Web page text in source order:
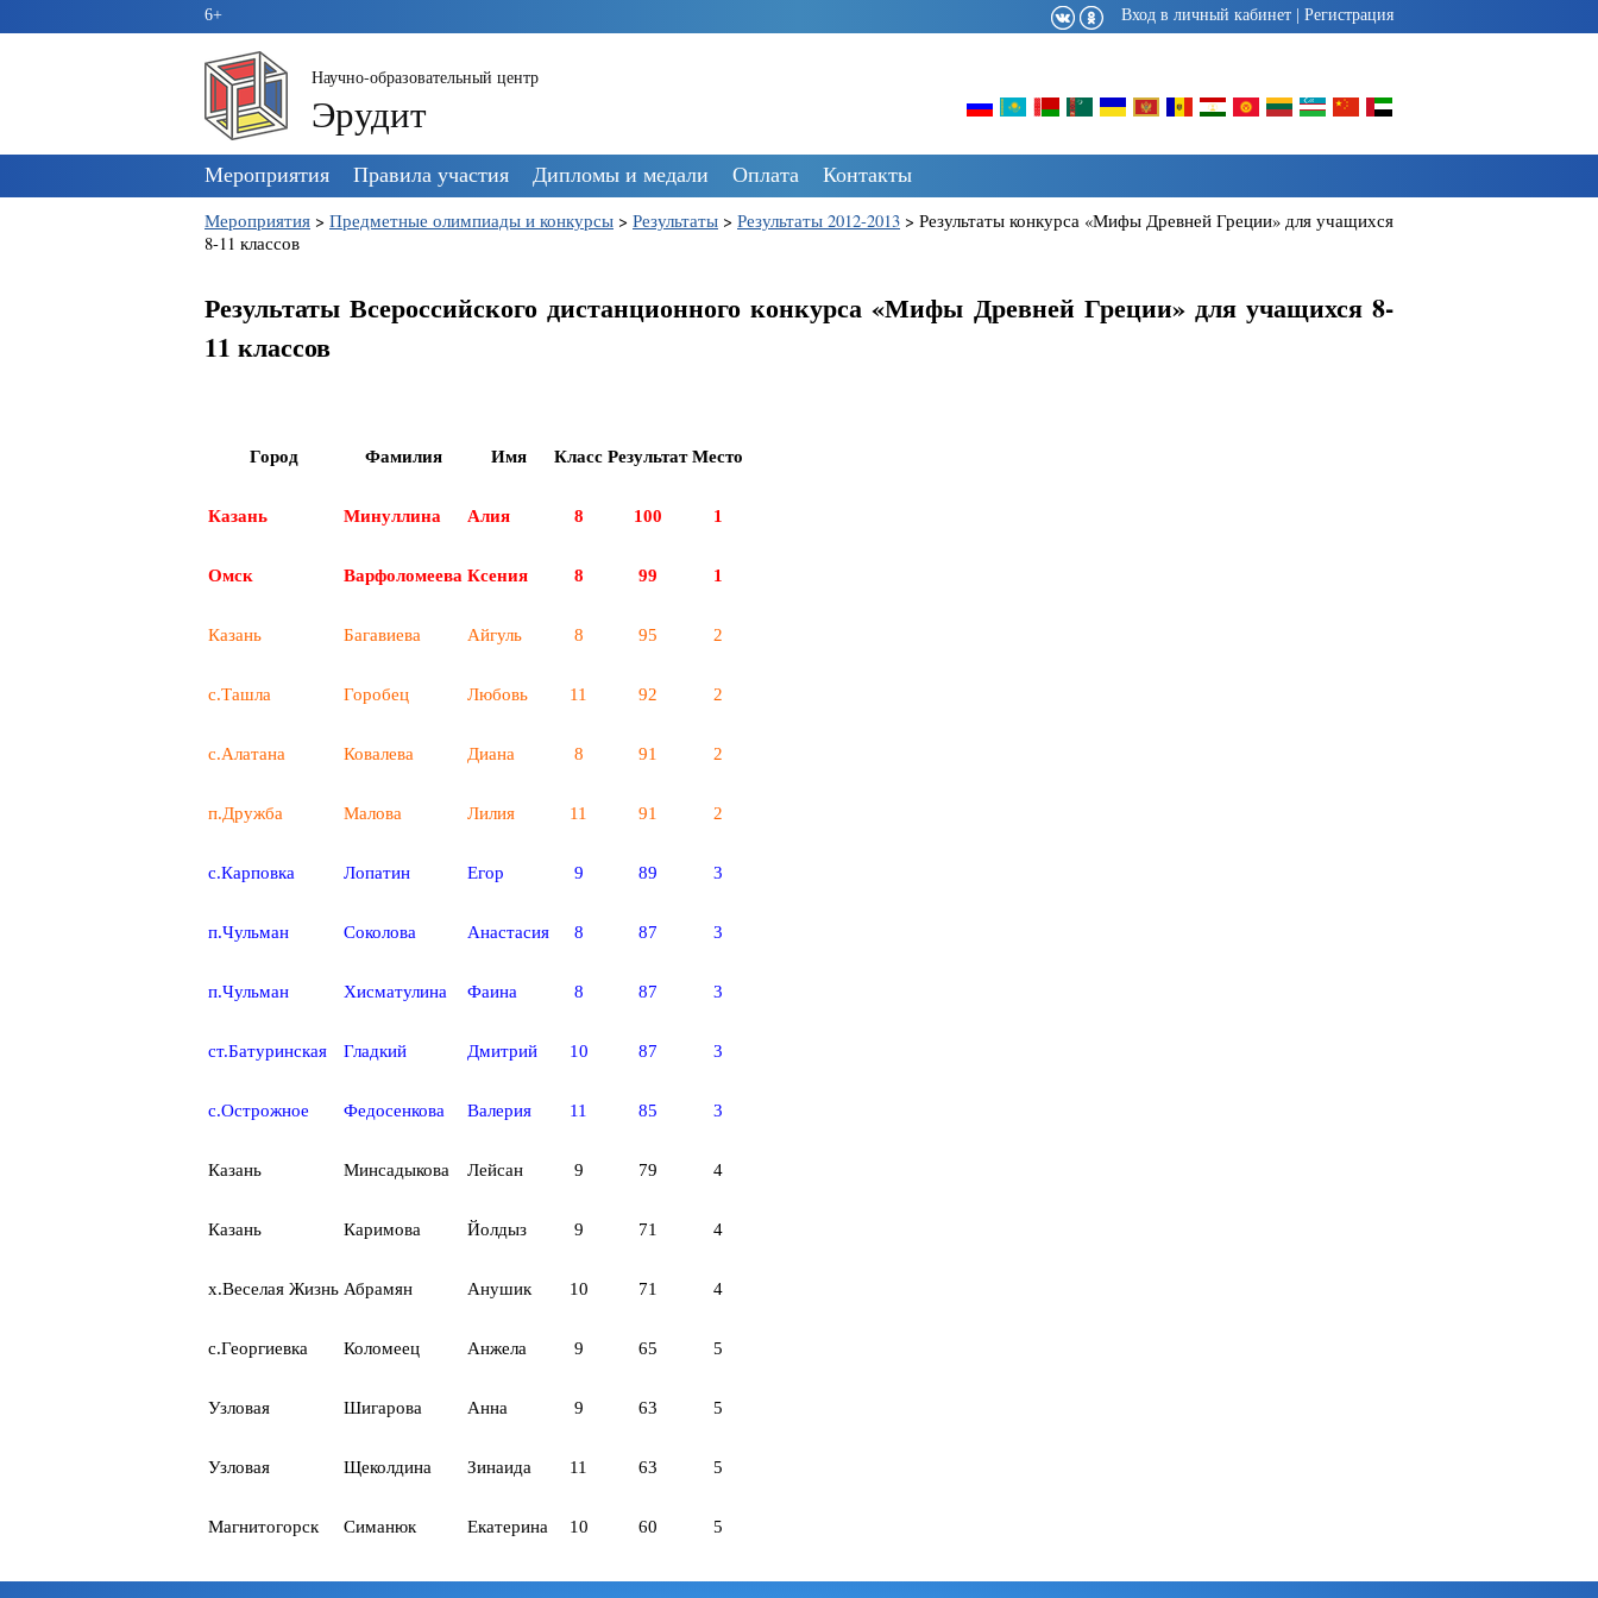
6+ Вход в личный кабинет Регистрация
Научно-образовательный центр
Эрудит
Пропустить
навигацию
Мероприятия Правила участия Дипломы и медали Оплата Контакты
Мероприятия > Предметные олимпиады и конкурсы > Результаты > Результаты 2012-2013 > Результаты конкурса «Мифы Древней Греции» для учащихся
8-11 классов
Результаты Всероссийского дистанционного конкурса «Мифы Древней Греции» для учащихся 8-
11 классов
Город Фамилия Имя Класс Результат Место
Казань Минуллина Алия 8 100 1
Омск Варфоломеева Ксения 8 99 1
Казань Багавиева Айгуль 8 95 2
с.Ташла Горобец Любовь 11 92 2
с.Алатана Ковалева Диана 8 91 2
п.Дружба Малова Лилия 11 91 2
с.Карповка Лопатин Егор 9 89 3
п.Чульман Соколова Анастасия 8 87 3
п.Чульман Хисматулина Фаина 8 87 3
ст.Батуринская Гладкий Дмитрий 10 87 3
с.Острожное Федосенкова Валерия 11 85 3
Казань Минсадыкова Лейсан 9 79 4
Казань Каримова Йолдыз 9 71 4
х.Веселая Жизнь Абрамян Анушик 10 71 4
с.Георгиевка Коломеец Анжела 9 65 5
Узловая Шигарова Анна 9 63 5
Узловая Щеколдина Зинаида 11 63 5
Магнитогорск Симанюк Екатерина 10 60 5